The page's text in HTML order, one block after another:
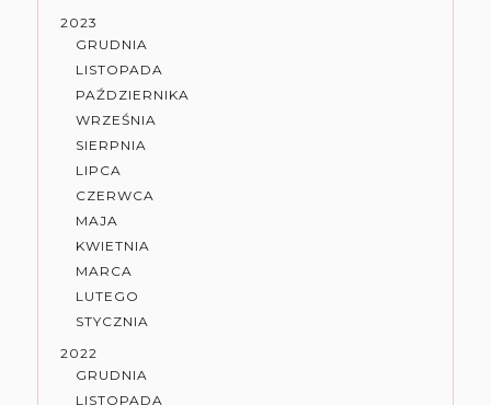
2023
GRUDNIA
LISTOPADA
PAŹDZIERNIKA
WRZEŚNIA
SIERPNIA
LIPCA
CZERWCA
MAJA
KWIETNIA
MARCA
LUTEGO
STYCZNIA
2022
GRUDNIA
LISTOPADA